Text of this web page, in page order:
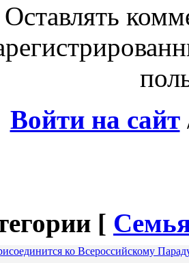
Оставлять
Войти на сайт
[
ко Всероссийскому